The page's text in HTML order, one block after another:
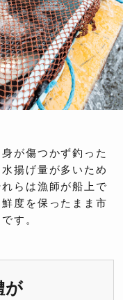
が傷つかず釣った
揚げ量が多いため
らは漁師が船上で
度を保ったまま市
す。
が